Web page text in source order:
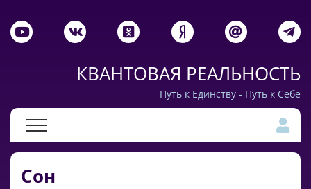
КВАНТОВАЯ РЕАЛЬНОСТЬ
Путь к Единству - Путь к Себе
Сон